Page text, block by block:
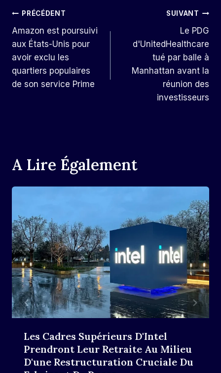
Navigation
De
L’article
PRÉCÉDENT
Amazon est poursuivi
aux États-Unis pour
avoir exclu les
quartiers populaires
de son service Prime
SUIVANT
Le PDG
d'UnitedHealthcare
tué par balle à
Manhattan avant la
réunion des
investisseurs
A Lire Également
Les Cadres Supérieurs D'Intel
Prendront Leur Retraite Au Milieu
D'une Restructuration Cruciale Du